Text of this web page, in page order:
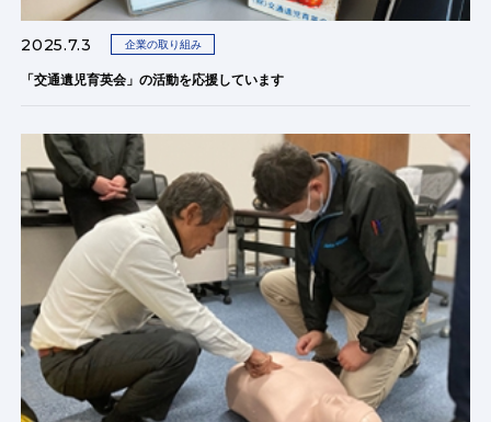
2025.7.3 企業の取り組み
「交通遺児育英会」の活動を応援しています